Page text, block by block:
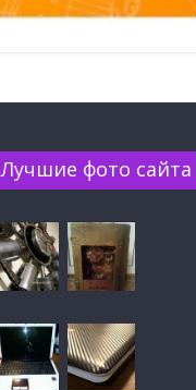
Лучшие фото сайта